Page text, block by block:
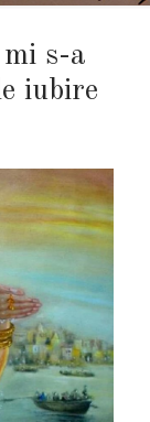
mi s-a
iubire